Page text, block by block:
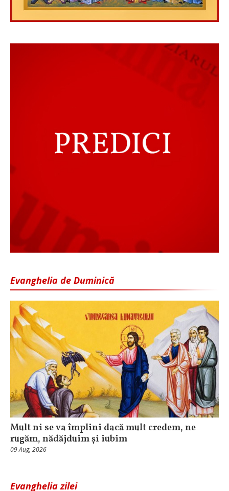
Evanghelia de Duminică
Mult ni se va împlini dacă mult credem, ne
rugăm, nădăjduim și iubim
09 Aug, 2026
Evanghelia zilei